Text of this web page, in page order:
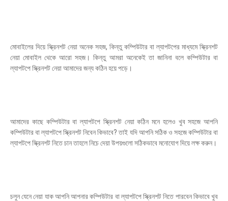
মোবাইলের দিয়ে স্ক্রিনশট নেয়া অনেক সহজ, কিন্তু কম্পিউটার বা ল্যাপটপের মাধ্যমে স্ক্রিনশট
নেয়া মোবাইল থেকে আরো সহজ। কিন্তু আমরা অনেকেই তা জানিনা বলে কম্পিউটার বা
ল্যাপটপে স্ক্রিনশট নেয়া আমাদের জন্য কঠিন হয়ে পড়ে।
আমাদের কাছে কম্পিউটার বা ল্যাপটপে স্ক্রিনশট নেয়া কঠিন মনে হলেও খুব সহজে আপনি
কম্পিউটার বা ল্যাপটপে স্ক্রিনশট নিবেন কিভাবে? তাই যদি আপনি সঠিক ও সহজে কম্পিউটার বা
ল্যাপটপে স্ক্রিনশট নিতে চান তাহলে নিচে দেয়া উপয়গুলো সঠিকভাবে মনোযোগ দিয়ে লক্ষ করুন।
চলুন যেনে নেয়া যাক আপনি আপনার কম্পিউটার বা ল্যাপটপে স্ক্রিনশট নিতে পারবেন কিভাবে খুব